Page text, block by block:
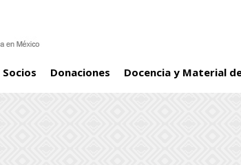
Socios Donaciones Docencia y Material